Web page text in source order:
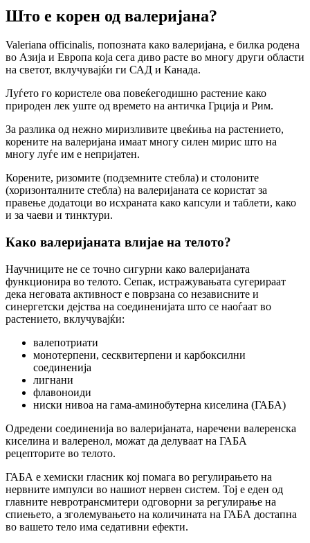
Што е корен од валеријана?
Valeriana officinalis, попозната како валеријана, е билка родена
во Азија и Европа која сега диво расте во многу други области
на светот, вклучувајќи ги САД и Канада.
Луѓето го користеле ова повеќегодишно растение како
природен лек уште од времето на античка Грција и Рим.
За разлика од нежно миризливите цвеќиња на растението,
корените на валеријана имаат многу силен мирис што на
многу луѓе им е непријатен.
Корените, ризомите (подземните стебла) и столоните
(хоризонталните стебла) на валеријаната се користат за
правење додатоци во исхраната како капсули и таблети, како
и за чаеви и тинктури.
Како валеријаната влијае на телото?
Научниците не се точно сигурни како валеријаната
функционира во телото. Сепак, истражувањата сугерираат
дека неговата активност е поврзана со независните и
синергетски дејства на соединенијата што се наоѓаат во
растението, вклучувајќи:
валепотриати
монотерпени, сесквитерпени и карбоксилни
соединенија
лигнани
флавоноиди
ниски нивоа на гама-аминобутерна киселина (ГАБА)
Одредени соединенија во валеријаната, наречени валеренска
киселина и валеренол, можат да делуваат на ГАБА
рецепторите во телото.
ГАБА е хемиски гласник кој помага во регулирањето на
нервните импулси во нашиот нервен систем. Тој е еден од
главните невротрансмитери одговорни за регулирање на
спиењето, а зголемувањето на количината на ГАБА достапна
во вашето тело има седативни ефекти.